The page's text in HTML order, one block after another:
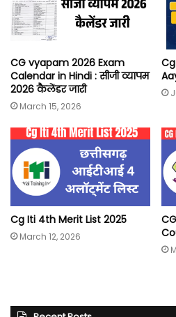
CG vyapam 2026 Exam
Calendar in Hindi : सीजी व्यापम
2026 कैलेंडर जारी
March 15, 2026
Cg Iti 4th Merit List 2025
March 12, 2026